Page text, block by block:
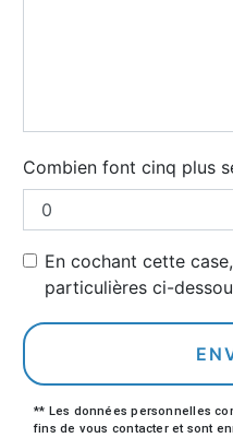
Combien font cinq plus
En cochant cette
particulières ci-
** Les données personnelles
fins de vous contacter et sont